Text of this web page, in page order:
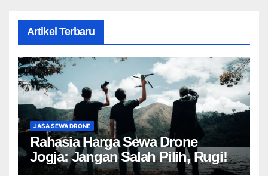
Artikel Terbaru
JASA SEWA DRONE
Rahasia Harga Sewa Drone
Jogja: Jangan Salah Pilih, Rugi!